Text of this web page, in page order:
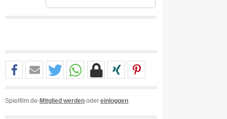
Spielfilm.de-Mitglied werden oder einloggen